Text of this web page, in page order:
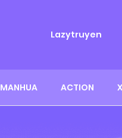
Lazytruyen
MANHUA ACTION